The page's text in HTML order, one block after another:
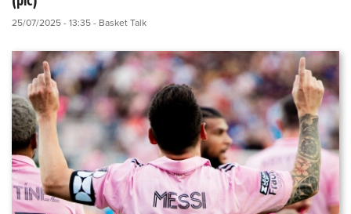
25/07/2025 - 13:35 - Basket Talk